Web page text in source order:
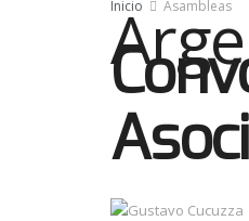
Inicio Asambleas